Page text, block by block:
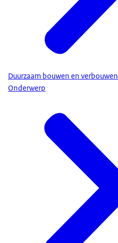
Duurzaam bouwen en verbouwen
Onderwerp